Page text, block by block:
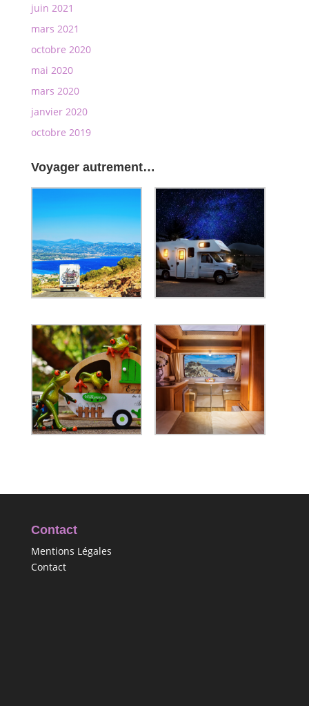
juin 2021
mars 2021
octobre 2020
mai 2020
mars 2020
janvier 2020
octobre 2019
Voyager autrement…
Contact
Mentions Légales
Contact